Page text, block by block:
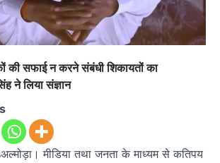
की सफाई न करने संबंधी शिकायतों का
ने लिया संज्ञान
मीडिया तथा जनता के माध्यम से कतिपय